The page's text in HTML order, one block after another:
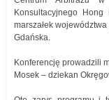
Konsultacyjnego
marszałek
Gdańska.
Konferencję prowadzili
Mosek – dziekan